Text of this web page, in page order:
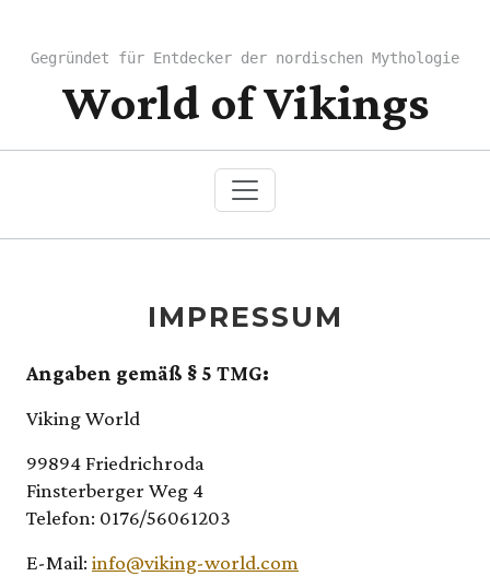
Gegründet für Entdecker der nordischen Mythologie
World of Vikings
IMPRESSUM
Angaben gemäß § 5 TMG:
Viking World
99894 Friedrichroda
Finsterberger Weg 4
Telefon: 0176/56061203
E-Mail: info@viking-world.com